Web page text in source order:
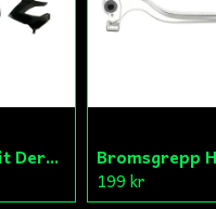
Tun'R Kåpkit Derbi Senda
199 kr